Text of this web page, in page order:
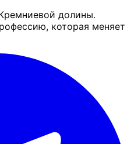
долины.
которая меняет